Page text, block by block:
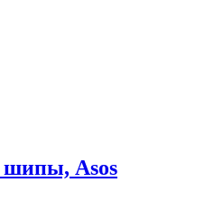
Asos